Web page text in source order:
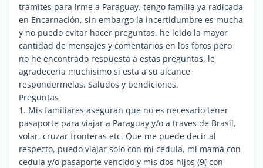
trámites para irme a Paraguay. tengo familia ya radicada
en Encarnación, sin embargo la incertidumbre es mucha
y no puedo evitar hacer preguntas, he leido la mayor
cantidad de mensajes y comentarios en los foros pero
no he encontrado respuesta a estas preguntas, le
agradeceria muchisimo si esta a su alcance
respondermelas. Saludos y bendiciones.
Preguntas
1. Mis familiares aseguran que no es necesario tener
pasaporte para viajar a Paraguay y/o a traves de Brasil,
volar, cruzar fronteras etc. Que me puede decir al
respecto, puedo viajar solo con mi cedula, mi mamá con
cedula y/o pasaporte vencido y mis dos hijos (9( con